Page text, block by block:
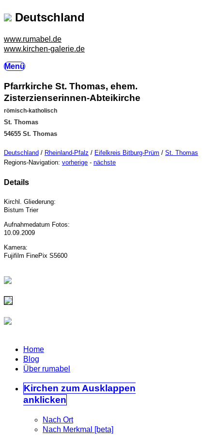
Deutschland
www.rumabel.de
www.kirchen-galerie.de
Menü
Pfarrkirche St. Thomas, ehem.
Zisterzienserinnen-Abteikirche
römisch-katholisch
St. Thomas
54655 St. Thomas
Deutschland / Rheinland-Pfalz / Eifelkreis Bitburg-Prüm / St. Thomas
Regions-Navigation: vorherige - nächste
Details
Kirchl. Gliederung:
Bistum Trier
Aufnahmedatum Fotos:
10.09.2009
Kamera:
Fujifilm FinePix S5600
Home
Blog
Über rumabel
Kirchen zum Ausklappen
anklicken
Nach Ort
Nach Merkmal [beta]